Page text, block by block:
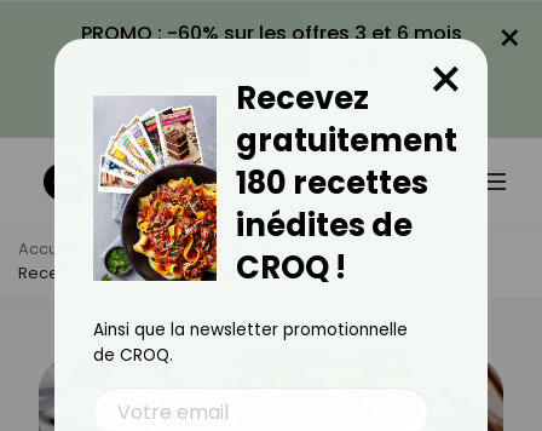
PROMO : -60% sur les offres 3 et 6 mois
VOIR LA PROMO
×
Accueil Actus
Recettes
Recette De Quasi De Veau : Un Plat Savoureux À Partager
Recevez
gratuitement
180 recettes
inédites de
CROQ !
×
Ainsi que la newsletter promotionnelle
de CROQ.